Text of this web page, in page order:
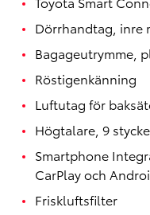
Dörrhandtag, inre
Bagageutrymme,
Röstigenkänning
Luftutag för
Högtalare, 9
Smartphone
CarPlay och
Friskluftsfilter